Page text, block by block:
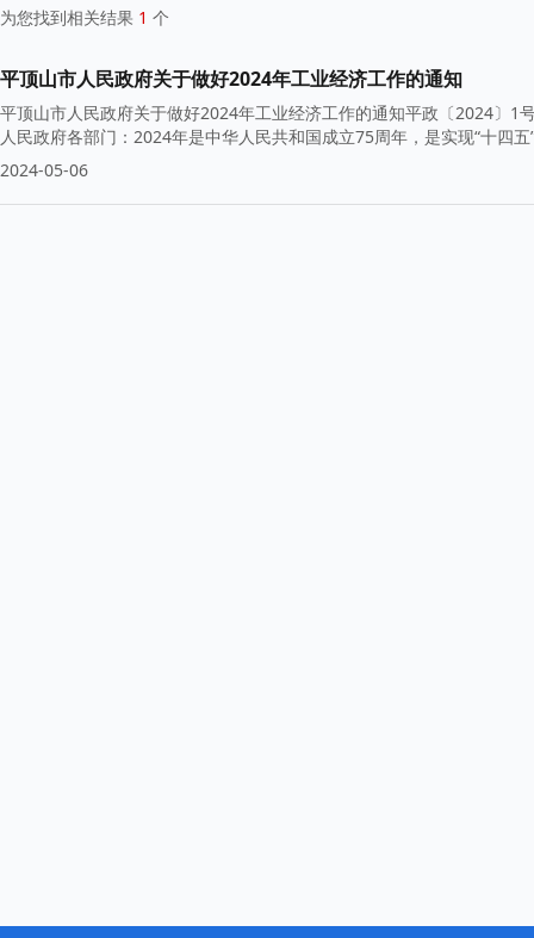
为您找到相关结果 1 个
平顶山市人民政府关于做好2024年工业经济工作的通知
平顶山市人民政府关于做好2024年工业经济工作的通知平政〔2024〕
人民政府各部门：2024年是中华人民共和国成立75周年，是实现“十四
2024-05-06